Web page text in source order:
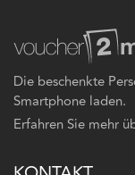
Die beschenkte
Smartphone laden.
Erfahren Sie mehr